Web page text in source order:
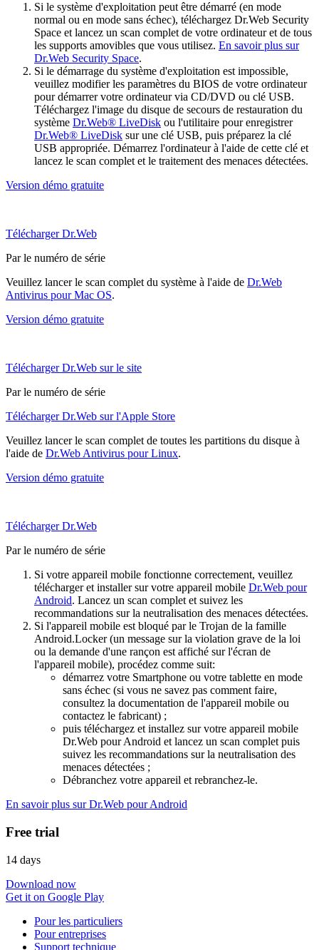
Si le système d'exploitation peut être démarré (en mode
normal ou en mode sans échec), téléchargez Dr.Web Security
Space et lancez un scan complet de votre ordinateur et de tous
les supports amovibles que vous utilisez. En savoir plus sur
Dr.Web Security Space.
Si le démarrage du système d'exploitation est impossible,
veuillez modifier les paramètres du BIOS de votre ordinateur
pour démarrer votre ordinateur via CD/DVD ou clé USB.
Téléchargez l'image du disque de secours de restauration du
système Dr.Web® LiveDisk ou l'utilitaire pour enregistrer
Dr.Web® LiveDisk sur une clé USB, puis préparez la clé
USB appropriée. Démarrez l'ordinateur à l'aide de cette clé et
lancez le scan complet et le traitement des menaces détectées.
Version démo gratuite
Télécharger Dr.Web
Par le numéro de série
Veuillez lancer le scan complet du système à l'aide de Dr.Web
Antivirus pour Mac OS.
Version démo gratuite
Télécharger Dr.Web sur le site
Par le numéro de série
Télécharger Dr.Web sur l'Apple Store
Veuillez lancer le scan complet de toutes les partitions du disque à
l'aide de Dr.Web Antivirus pour Linux.
Version démo gratuite
Télécharger Dr.Web
Par le numéro de série
Si votre appareil mobile fonctionne correctement, veuillez
télécharger et installer sur votre appareil mobile Dr.Web pour
Android. Lancez un scan complet et suivez les
recommandations sur la neutralisation des menaces détectées.
Si l'appareil mobile est bloqué par le Trojan de la famille
Android.Locker (un message sur la violation grave de la loi
ou la demande d'une rançon est affiché sur l'écran de
l'appareil mobile), procédez comme suit:
démarrez votre Smartphone ou votre tablette en mode
sans échec (si vous ne savez pas comment faire,
consultez la documentation de l'appareil mobile ou
contactez le fabricant) ;
puis téléchargez et installez sur votre appareil mobile
Dr.Web pour Android et lancez un scan complet puis
suivez les recommandations sur la neutralisation des
menaces détectées ;
Débranchez votre appareil et rebranchez-le.
En savoir plus sur Dr.Web pour Android
Free trial
14 days
Download now
Get it on Google Play
Pour les particuliers
Pour entreprises
Support technique